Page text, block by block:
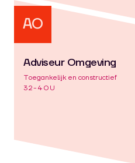
AO
Adviseur Omgeving
Toegankelijk en constructief
32-40U